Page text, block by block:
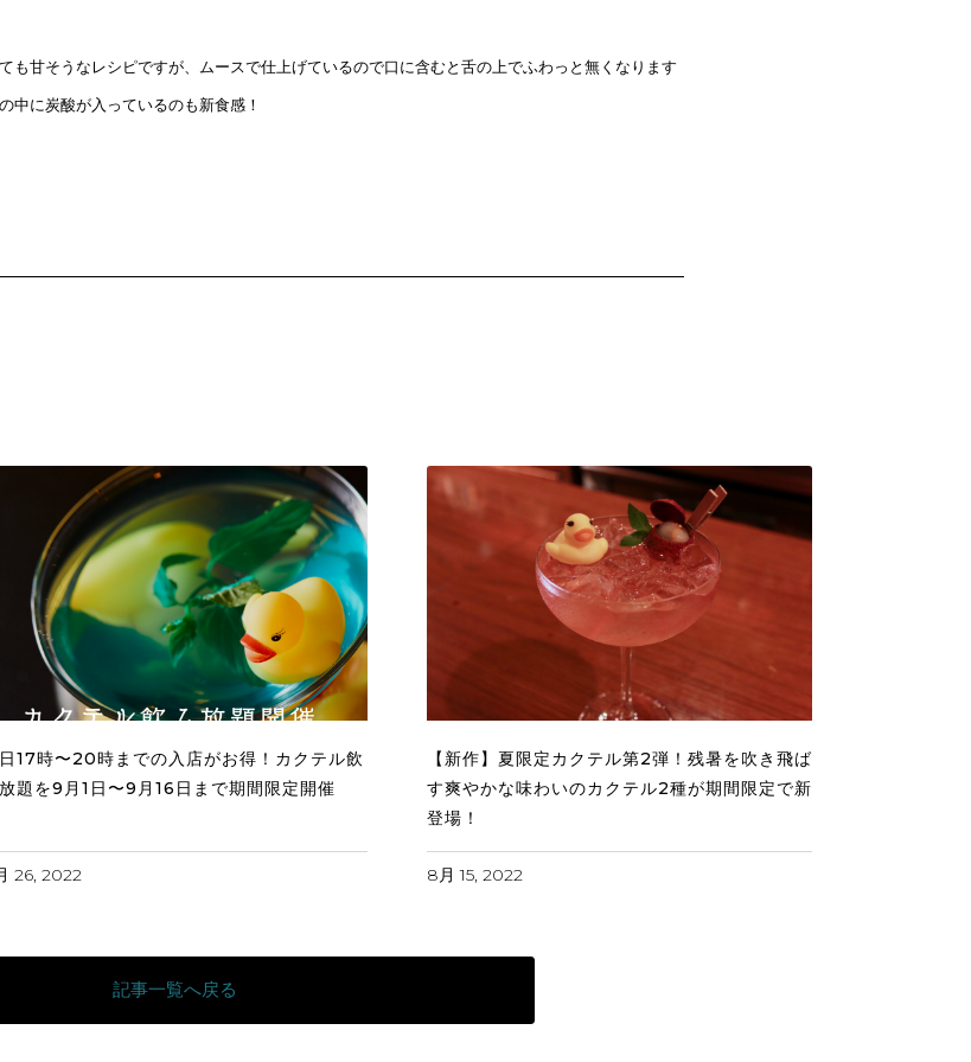
も甘そうなレシピですが、ムースで仕上げているので口に含むと舌の上でふわっと無くなります
中に炭酸が入っているのも新食感！
17時〜20時までの入店がお得！カクテル飲
題を9月1日〜9月16日まで期間限定開催
26, 2022
【新作】夏限定カクテル第2弾！残暑を吹き飛ば
す爽やかな味わいのカクテル2種が期間限定で新
登場！
8月 15, 2022
記事一覧へ戻る